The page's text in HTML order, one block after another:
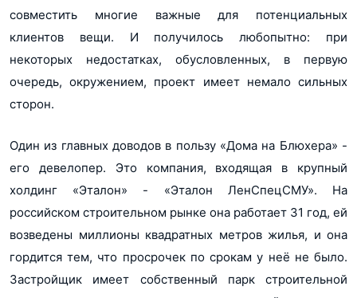
совместить многие важные для потенциальных
клиентов вещи. И получилось любопытно: при
некоторых недостатках, обусловленных, в первую
очередь, окружением, проект имеет немало сильных
сторон.
Один из главных доводов в пользу «Дома на Блюхера» -
его девелопер. Это компания, входящая в крупный
холдинг «Эталон» - «Эталон ЛенСпецСМУ». На
российском строительном рынке она работает 31 год, ей
возведены миллионы квадратных метров жилья, и она
гордится тем, что просрочек по срокам у неё не было.
Застройщик имеет собственный парк строительной